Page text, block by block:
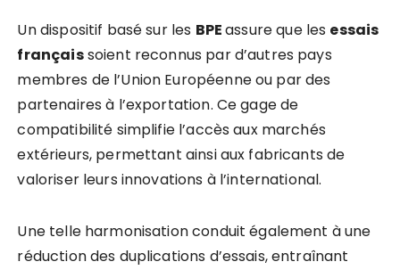
Un dispositif basé sur les BPEassure que les essais
françaissoient reconnus par d’autres pays
membres de l’Union Européenne ou par des
partenaires à l’exportation. Ce gage de
compatibilité simplifie l’accès aux marchés
extérieurs, permettant ainsi aux fabricants de
valoriser leurs innovations à l’international.
Une telle harmonisation conduit également à une
réduction des duplications d’essais, entraînant